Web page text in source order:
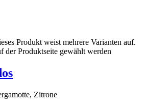
Produkt weist mehrere Varianten auf.
der Produktseite gewählt werden
Zitrone